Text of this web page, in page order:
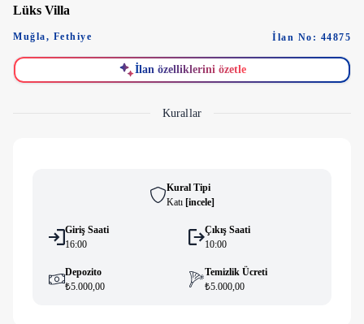
Lüks Villa
Muğla, Fethiye İlan No: 44875
İlan özelliklerini özetle
Kurallar
Kural Tipi
Katı [i̇ncele]
Giriş Saati
16:00
Çıkış Saati
10:00
Depozito
₺5.000,00
Temizlik Ücreti
₺5.000,00